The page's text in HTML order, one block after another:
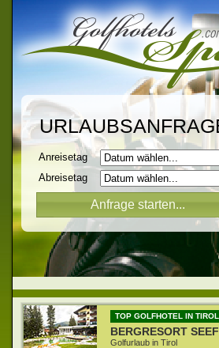
Anreisetag
Abreisetag
TOP GOLFHOTEL IN TIROL
BERGRESORT
Golfurlaub in Tirol